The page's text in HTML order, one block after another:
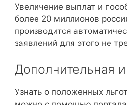
Увеличение выплат и
более 20 миллионов
производится
заявлений для этого не
Дополнительная
Узнать о положенных